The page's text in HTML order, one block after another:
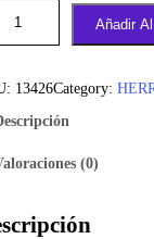
Añadir
13426Category:
(0)